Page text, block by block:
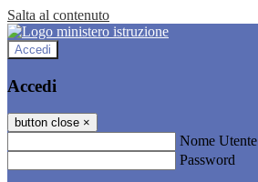
Salta al contenuto
Accedi
Accedi
button close ×
Nome Utente
Password